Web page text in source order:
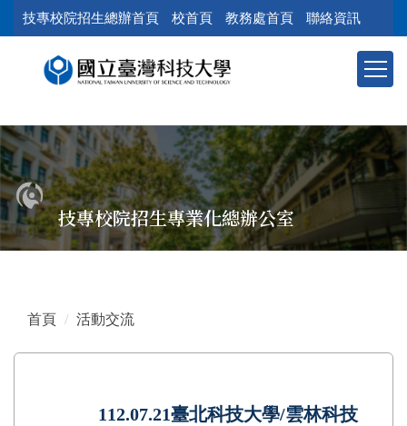
到
容
區
塊
技專校院招生總辦首頁 校首頁 教務處首頁 聯絡資訊
技專校院招生專業化總辦公室
首頁 活動交流
112.07.21臺北科技大學/雲林科技